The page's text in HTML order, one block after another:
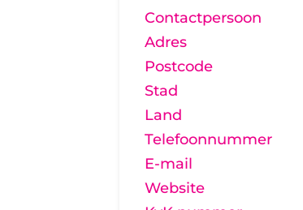
Contactpersoon
Adres
Postcode
Stad
Land
Telefoonnummer
E-mail
Website